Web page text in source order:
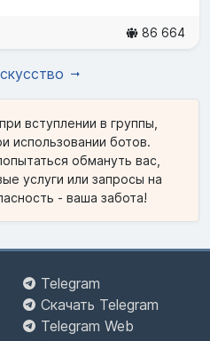
86 664
вступлении в группы,
использовании ботов.
обмануть вас,
услуги или запросы на
- ваша забота!
Telegram
Скачать Telegram
Telegram Web